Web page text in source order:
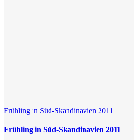
Frühling in Süd-Skandinavien 2011
Frühling in Süd-Skandinavien 2011